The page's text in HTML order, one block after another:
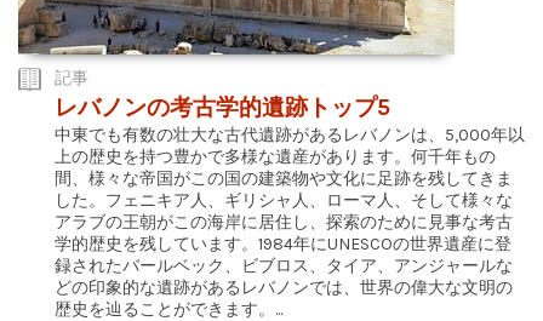
記事
レバノンの考古学的遺跡トップ5
中東でも有数の壮大な古代遺跡があるレバノンは、5,000年以
上の歴史を持つ豊かで多様な遺産があります。何千年もの
間、様々な帝国がこの国の建築物や文化に足跡を残してきま
した。フェニキア人、ギリシャ人、ローマ人、そして様々な
アラブの王朝がこの海岸に居住し、探索のために見事な考古
学的歴史を残しています。1984年にUNESCOの世界遺産に登
録されたバールベック、ビブロス、タイア、アンジャールな
どの印象的な遺跡があるレバノンでは、世界の偉大な文明の
歴史を辿ることができます。...